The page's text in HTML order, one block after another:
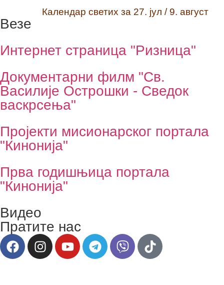
Календар светих за 27. јул / 9. август
Везе
Интернет страница "Ризница"
Документарни филм "Св.
Василије Острошки - Сведок
васкрсења"
Пројекти мисионарског портала
"Кинонија"
Прва годишњица портала
"Кинонија"
Видео
Пратите нас